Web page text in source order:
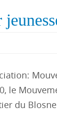
le
du